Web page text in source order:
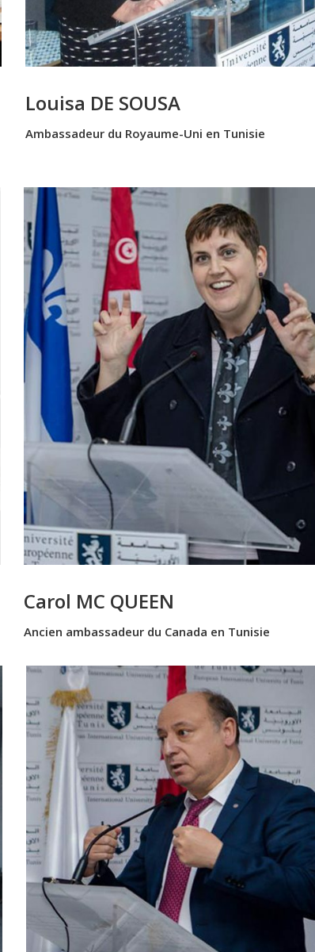
Louisa DE SOUSA
Ambassadeur du Royaume-Uni en Tunisie
Carol MC QUEEN
Ancien ambassadeur du Canada en Tunisie